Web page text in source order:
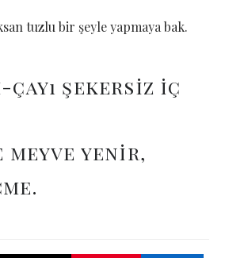
tuzlu bir şeyle yapmaya bak.
çayı şekersiz iç
meyve yenir,